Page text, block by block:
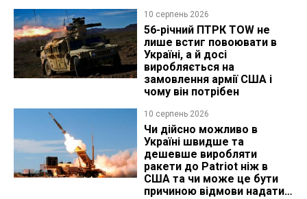
10 серпень 2026
56-річний ПТРК TOW не
лише встиг повоювати в
Україні, а й досі
виробляється на
замовлення армії США і
чому він потрібен
10 серпень 2026
Чи дійсно можливо в
Україні швидше та
дешевше виробляти
ракети до Patriot ніж в
США та чи може це бути
причиною відмови надати